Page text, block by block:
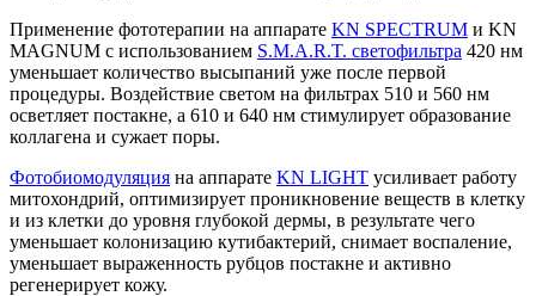
Применение фототерапии на аппарате KN SPECTRUM и KN
MAGNUM с использованием S.M.A.R.T. светофильтра 420 нм
уменьшает количество высыпаний уже после первой
процедуры. Воздействие светом на фильтрах 510 и 560 нм
осветляет постакне, а 610 и 640 нм стимулирует образование
коллагена и сужает поры.
Фотобиомодуляция на аппарате KN LIGHT усиливает работу
митохондрий, оптимизирует проникновение веществ в клетку
и из клетки до уровня глубокой дермы, в результате чего
уменьшает колонизацию кутибактерий, снимает воспаление,
уменьшает выраженность рубцов постакне и активно
регенерирует кожу.